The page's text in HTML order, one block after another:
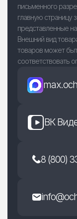
письменного
главную страницу
представленные
Внешний вид
товаров может
соответствовать
ВК
8 (800)